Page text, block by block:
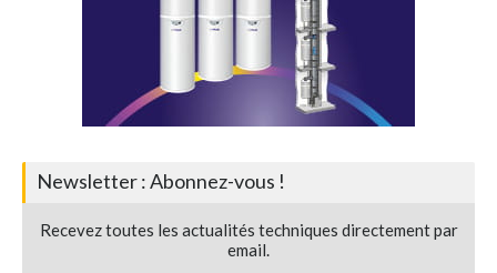
Newsletter : Abonnez-vous !
Recevez toutes les actualités techniques directement par
email.